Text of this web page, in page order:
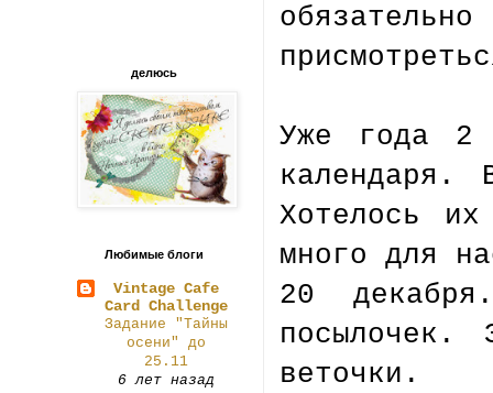
Уже года 2
календаря.
Хотелось
много для
20
посылочек.
веточки.
делюсь
Любимые блоги
Vintage Cafe
Card Challenge
Задание "Тайны
осени" до
25.11
6 лет назад